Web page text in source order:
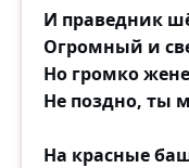
И праведник
Огромный и
Но громко
Не поздно, ты
На красные